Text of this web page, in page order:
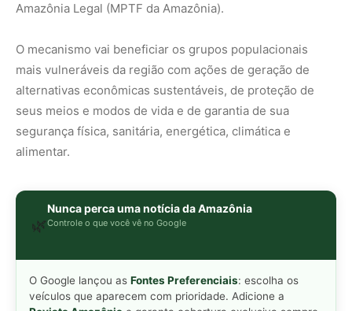
Amazônia Legal (MPTF da Amazônia).
O mecanismo vai beneficiar os grupos populacionais
mais vulneráveis da região com ações de geração de
alternativas econômicas sustentáveis, de proteção de
seus meios e modos de vida e de garantia de sua
segurança física, sanitária, energética, climática e
alimentar.
🌿
Nunca perca uma notícia da Amazônia
Controle o que você vê no Google
O Google lançou as Fontes Preferenciais: escolha os
veículos que aparecem com prioridade. Adicione a